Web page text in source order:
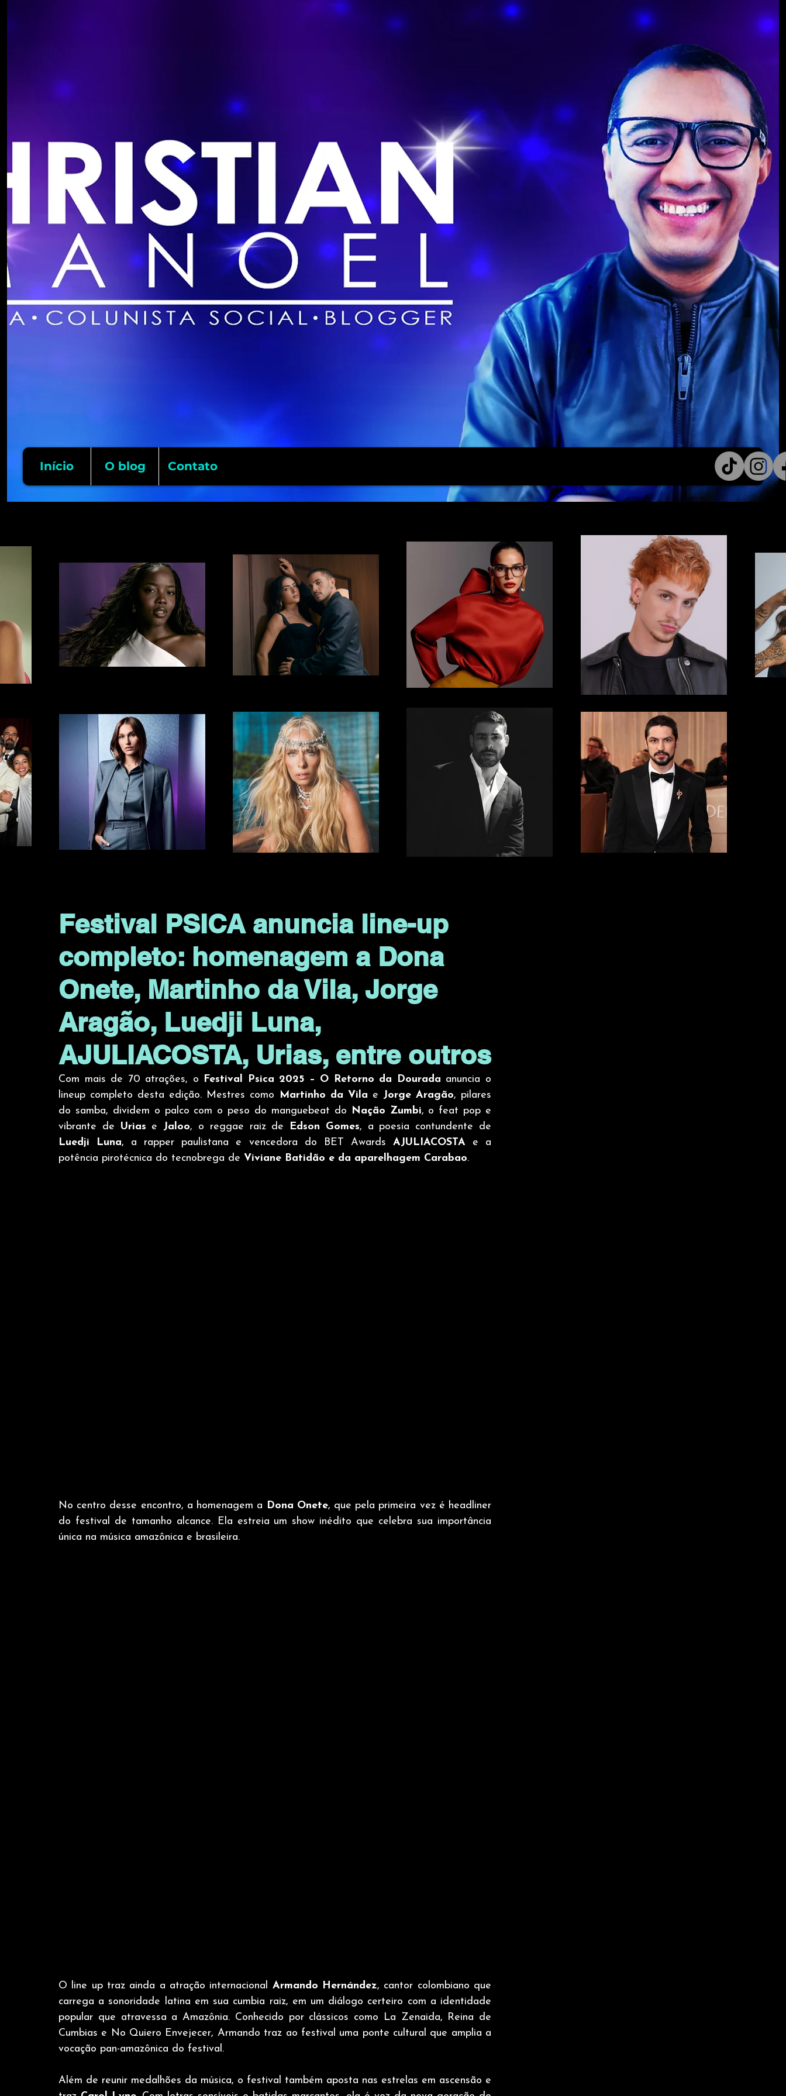
Início O blog Contato
Festival PSICA anuncia line-up
completo: homenagem a Dona
Onete, Martinho da Vila, Jorge
Aragão, Luedji Luna,
AJULIACOSTA, Urias, entre outros
Com mais de 70 atrações, o Festival Psica 2025 – O Retorno da Dourada anuncia o
lineup completo desta edição. Mestres como
Martinho da Vila e Jorge Aragão, pilares
do samba, dividem o palco com o peso do manguebeat do Nação Zumbi, o feat pop e
vibrante de Urias e Jaloo, o reggae raiz de Edson Gomes
Luedji Luna, a rapper paulistana e vencedora do BET Awards AJULIACOSTA e a
potência pirotécnica do tecnobrega de Viviane Batidão e da aparelhagem Carabao.
No centro desse encontro, a homenagem a Dona Onete, que pela primeira vez é headliner
do festival de tamanho alcance. Ela estreia um show inédito que celebra sua importância
única na música amazônica e brasileira.
O line up traz ainda a atração internacional Armando Hernández, cantor colombiano que
carrega a sonoridade latina em sua cumbia raiz, em um diálogo certeiro com a identidade
popular que atravessa a Amazônia. Conhecido por clássicos como La Zenaida, Reina de
Cumbias e No Quiero Envejecer, Armando traz ao festival uma ponte cultural que amplia a
vocação pan-amazônica do festival.
Além de reunir medalhões da música, o festival também aposta nas estrelas em ascensão e